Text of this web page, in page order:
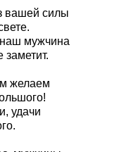
вашей силы
мужчина
заметит.
желаем
удачи